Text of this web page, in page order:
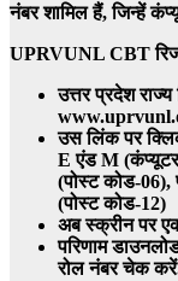
नंबर शामिल हैं, जिन्हें
UPRVUNL CBT
उत्तर प्रदेश
उस लिंक पर
E एंड M
(पोस्ट कोड-
(पोस्ट कोड-12)
अब स्क्रीन पर
परिणाम
रोल नंबर चेक